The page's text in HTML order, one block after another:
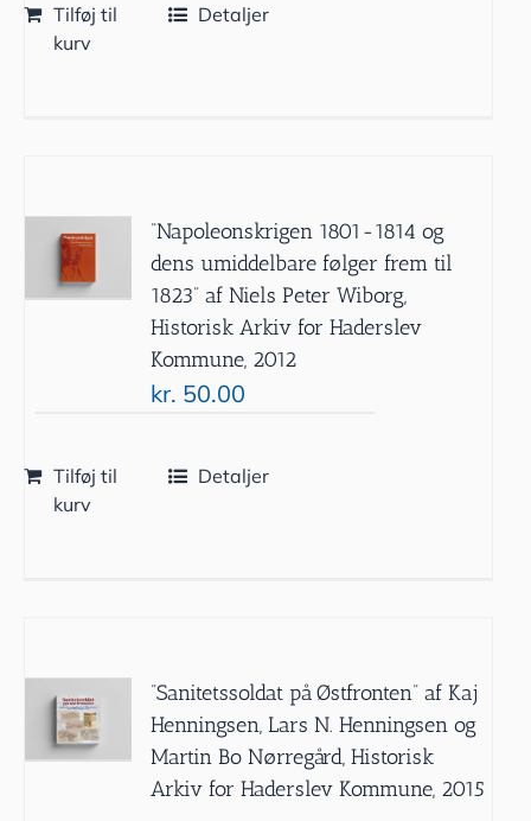
Tilføj til
kurv
Detaljer
”Napoleonskrigen 1801-1814 og
dens umiddelbare følger frem til
1823” af Niels Peter Wiborg,
Historisk Arkiv for Haderslev
Kommune, 2012
kr. 50.00
Tilføj til
kurv
Detaljer
”Sanitetssoldat på Østfronten” af Kaj
Henningsen, Lars N. Henningsen og
Martin Bo Nørregård, Historisk
Arkiv for Haderslev Kommune, 2015